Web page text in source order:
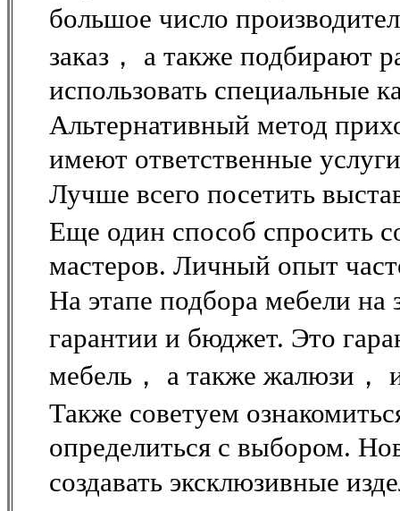
большое число
заказ， а также подбирают
использовать специальные
Альтернативный метод
имеют ответственные
Лучше всего посетить
Еще один способ спросить
мастеров. Личный опыт
На этапе подбора мебели
гарантии и бюджет. Это
мебель， а также жалюзи，
Также советуем
определиться с выбором.
создавать эксклюзивные